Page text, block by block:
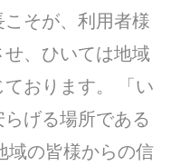
そが、利用者様
、ひいては地域
おります。 「い
げる場所である
域の皆様からの信